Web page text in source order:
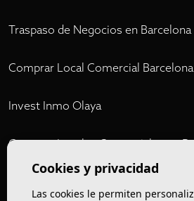
Traspaso de Negocios en
Comprar Local Comercial Barcelona
Invest Inmo Olaya
Comprar Locales Comerciales en
OlayaCookies y privacidad
Las cookies le permiten